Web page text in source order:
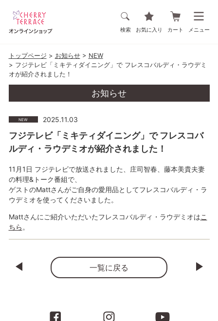
検索 お気に入り カート メニュー
トップページ お知らせ
NEW
フジテレビ「ミキティダイニング」で フレスコバルディ・ラウデミ
オが紹介されました！
お知らせ
NEW 2025.11.03
フジテレビ「ミキティダイニング」で フレスコバ
ルディ・ラウデミオが紹介されました！
11月1日 フジテレビで放送されました、庄司智春、藤本美貴夫妻
の料理&トーク番組で、
ゲストのMattさんがご自身の愛用品としてフレスコバルディ・ラ
ウデミオを使ってくださいました。
Mattさんにご紹介いただいたフレスコバルディ・ラウデミオはこ
ちら 。
一覧に戻る